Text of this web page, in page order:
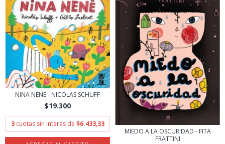
NINA NENE - NICOLAS SCHUFF
$19.300
3 cuotas sin interés de $6.433,33
MIEDO A LA OSCURIDAD - FITA
FRATTINI